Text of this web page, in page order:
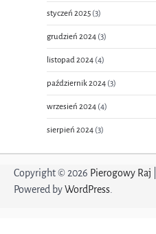
styczeń 2025 (3)
grudzień 2024 (3)
listopad 2024 (4)
październik 2024 (3)
wrzesień 2024 (4)
sierpień 2024 (3)
Copyright © 2026 Pierogowy Raj
Powered byWordPress.